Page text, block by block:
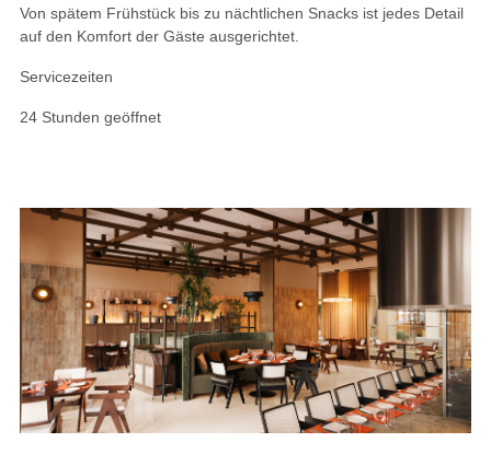
Von spätem Frühstück bis zu nächtlichen Snacks ist jedes Detail
auf den Komfort der Gäste ausgerichtet.
Servicezeiten
24 Stunden geöffnet